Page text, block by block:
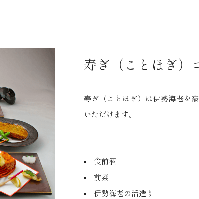
寿ぎ（ことほぎ）
寿ぎ（ことほぎ）は伊勢海老を
いただけます。
▪ 食前酒
▪ 前菜
▪ 伊勢海老の活造り